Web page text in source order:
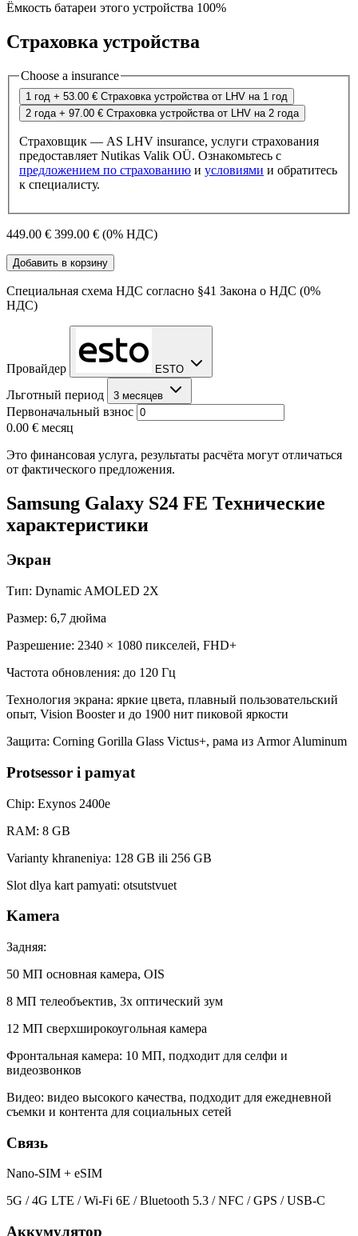
Ёмкость батареи этого устройства 100%
Страховка устройства
Choose a insurance
1 год + 53.00 € Страховка устройства от LHV на 1 год
2 года + 97.00 € Страховка устройства от LHV на 2 года
Страховщик — AS LHV insurance, услуги страхования
предоставляет Nutikas Valik OÜ. Ознакомьтесь с
предложением по страхованию и условиями и обратитесь
к специалисту.
449.00 € 399.00 € (0% НДС)
Добавить в корзину
Специальная схема НДС согласно §41 Закона о НДС (0%
НДС)
Провайдер ESTO
Льготный период 3 месяцев
Первоначальный взнос
0.00 € месяц
Это финансовая услуга, результаты расчёта могут отличаться
от фактического предложения.
Samsung Galaxy S24 FE Технические
характеристики
Экран
Тип: Dynamic AMOLED 2X
Размер: 6,7 дюйма
Разрешение: 2340 × 1080 пикселей, FHD+
Частота обновления: до 120 Гц
Технология экрана: яркие цвета, плавный пользовательский
опыт, Vision Booster и до 1900 нит пиковой яркости
Защита: Corning Gorilla Glass Victus+, рама из Armor Aluminum
Protsessor i pamyat
Chip: Exynos 2400e
RAM: 8 GB
Varianty khraneniya: 128 GB ili 256 GB
Slot dlya kart pamyati: otsutstvuet
Kamera
Задняя:
50 МП основная камера, OIS
8 МП телеобъектив, 3x оптический зум
12 МП сверхширокоугольная камера
Фронтальная камера: 10 МП, подходит для селфи и
видеозвонков
Видео: видео высокого качества, подходит для ежедневной
съемки и контента для социальных сетей
Связь
Nano-SIM + eSIM
5G / 4G LTE / Wi-Fi 6E / Bluetooth 5.3 / NFC / GPS / USB-C
Аккумулятор